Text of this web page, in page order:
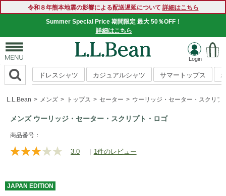
令和８年熊本地震の影響による配送遅延について 詳細はこちら
Summer Special Price 期間限定 最大 50％OFF！
詳細はこちら
ドレスシャツ カジュアルシャツ サマートップス
L.L.Bean メンズ トップス セーター ウーリッジ・セーター・スクリプ
メンズ ウーリッジ・セーター・スクリプト・ロゴ
https://www.llbean.co.jp/mens/tops/sweater/g/
商品番号：
3.0
レ
| 1件のレビュー
JAPAN EDITION